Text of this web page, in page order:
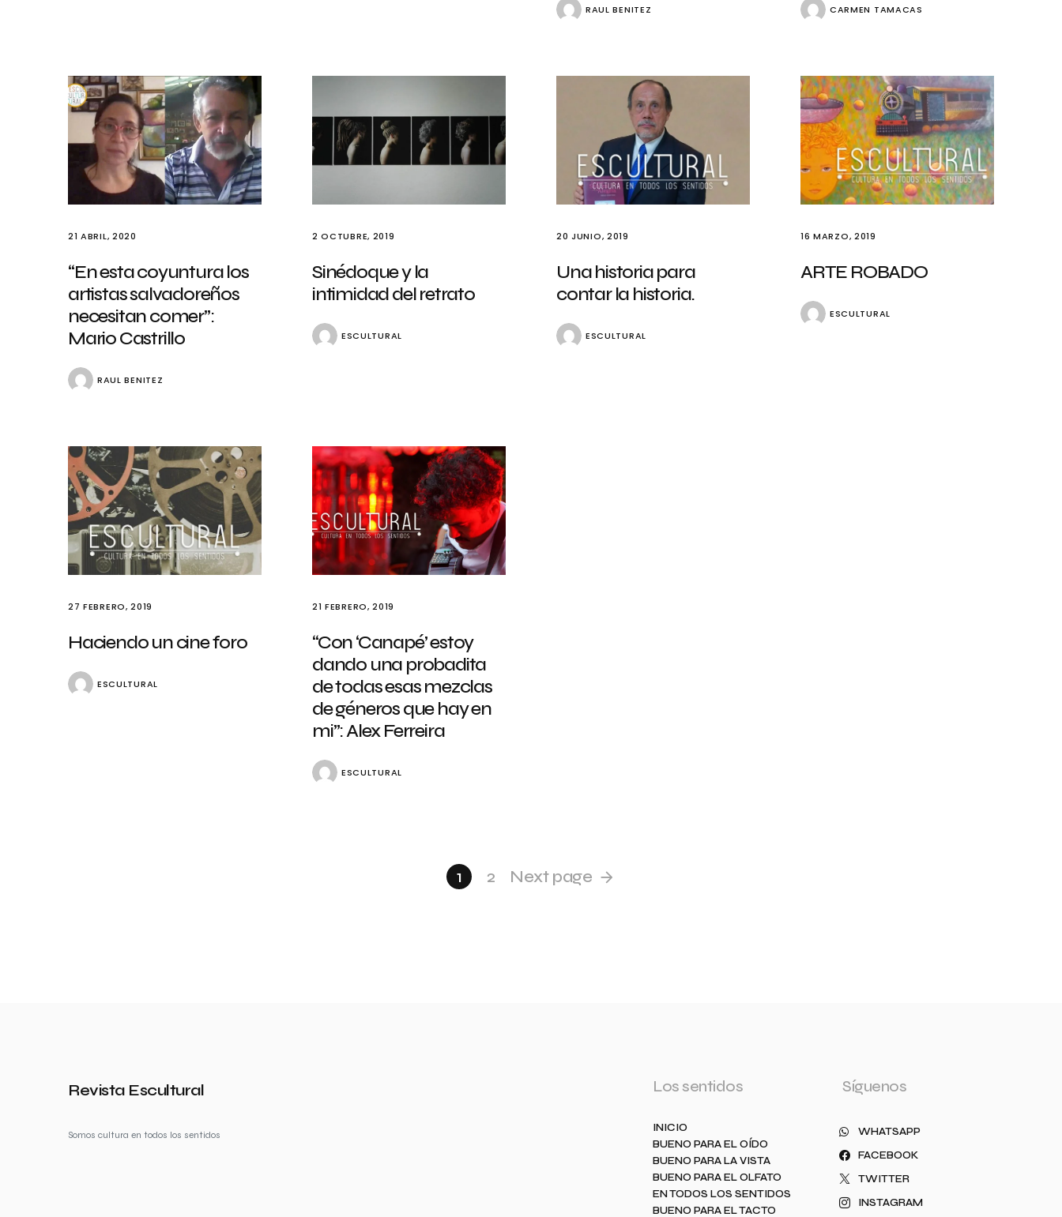
RAUL BENITEZ CARMEN TAMACAS
21 ABRIL, 2020
“En esta coyuntura los
artistas salvadoreños
necesitan comer”:
Mario Castrillo
RAUL BENITEZ
2 OCTUBRE, 2019
Sinédoque y la
intimidad del retrato
ESCULTURAL
20 JUNIO, 2019
Una historia para
contar la historia.
ESCULTURAL
16 MARZO, 2019
ARTE ROBADO
ESCULTURAL
27 FEBRERO, 2019
Haciendo un cine foro
ESCULTURAL
21 FEBRERO, 2019
“Con ‘Canapé’ estoy
dando una probadita
de todas esas mezclas
de géneros que hay en
mi”: Alex Ferreira
ESCULTURAL
1 2 Next page
Revista Escultural
Somos cultura en todos los sentidos
Los sentidos
INICIO
BUENO PARA EL OÍDO
BUENO PARA LA VISTA
BUENO PARA EL OLFATO
EN TODOS LOS SENTIDOS
BUENO PARA EL TACTO
Síguenos
WHATSAPP
FACEBOOK
TWITTER
INSTAGRAM